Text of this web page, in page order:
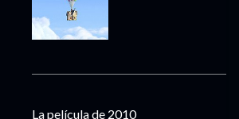
La película de 2010